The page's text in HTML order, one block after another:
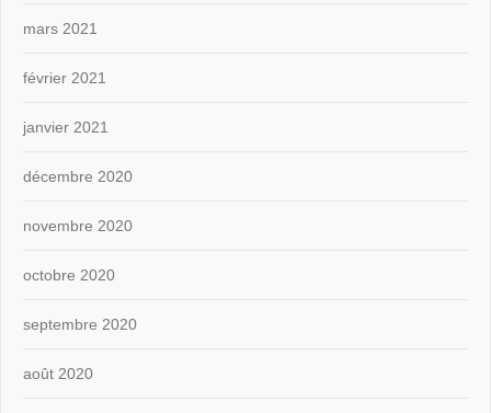
mars 2021
février 2021
janvier 2021
décembre 2020
novembre 2020
octobre 2020
septembre 2020
août 2020